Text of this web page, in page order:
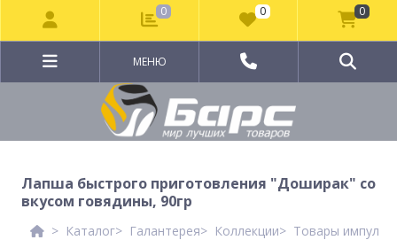
МЕНЮ
Лапша быстрого приготовления "Доширак" со
вкусом говядины, 90гр
Каталог Галантерея Коллекции Товары
0 0 0